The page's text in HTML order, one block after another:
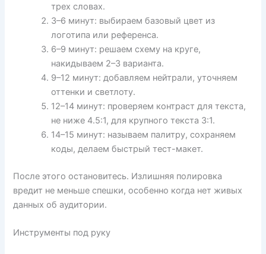
трех словах.
3–6 минут: выбираем базовый цвет из
логотипа или референса.
6–9 минут: решаем схему на круге,
накидываем 2–3 варианта.
9–12 минут: добавляем нейтрали, уточняем
оттенки и светлоту.
12–14 минут: проверяем контраст для текста,
не ниже 4.5:1, для крупного текста 3:1.
14–15 минут: называем палитру, сохраняем
коды, делаем быстрый тест-макет.
После этого остановитесь. Излишняя полировка
вредит не меньше спешки, особенно когда нет живых
данных об аудитории.
Инструменты под руку